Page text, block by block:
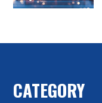
CATEGORY